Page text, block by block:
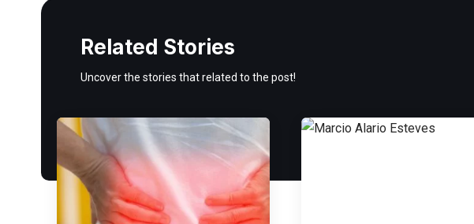
Related Stories
Uncover the stories that related to the post!